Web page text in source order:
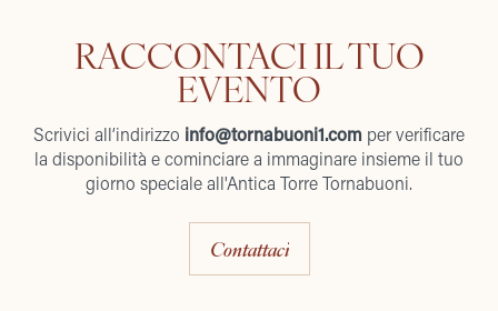
RACCONTACI IL TUO
EVENTO
Scrivici all’indirizzo info@tornabuoni1.com per verificare
la disponibilità e cominciare a immaginare insieme il tuo
giorno speciale all'Antica Torre Tornabuoni.
Contattaci